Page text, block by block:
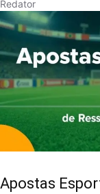
Redator
Apostas